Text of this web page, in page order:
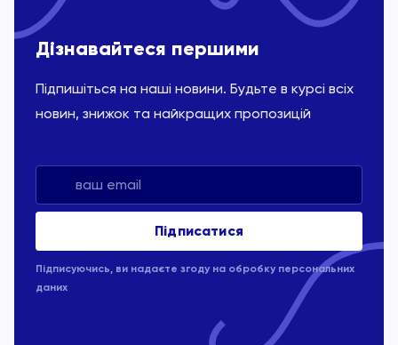
Дізнавайтеся першими
Підпишіться на наші новини. Будьте в курсі всіх
новин, знижок та найкращих пропозицій
Підписуючись, ви надаєте згоду на обробку персональних
даних